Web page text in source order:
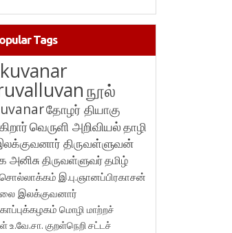
Tags
நூல்
தோழர் தியாகு
வெருளி அறிவியல்தாழி
திருவள்ளுவன்
திருவள்ளுவர்தமிழ்
இ.பு.ஞானப்பிரகாசன்
இலக்குவனார்
மொழி மாற்றச்
உ.வே.சா. குறள்நெறி சட்டச்